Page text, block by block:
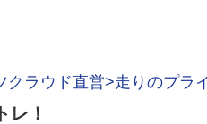
クラウド直営>走りのプラ
レ！